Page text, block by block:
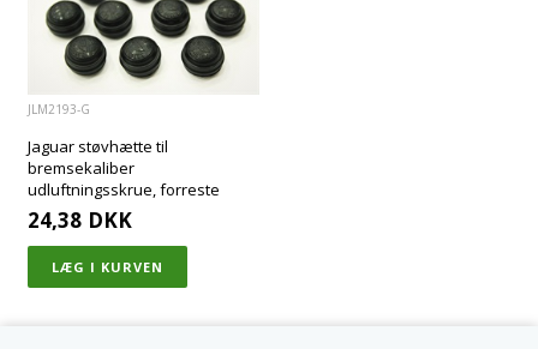
JLM2193-G
Jaguar støvhætte til
bremsekaliber
udluftningsskrue, forreste
24,38 DKK